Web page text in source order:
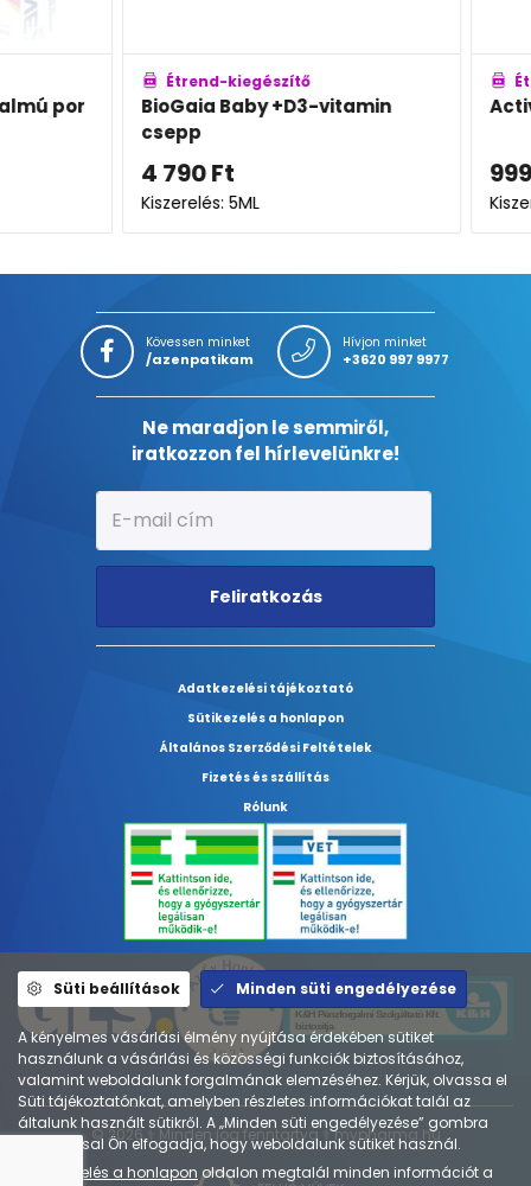
por
Étrend-kiegészítő
BioGaia Baby +D3-vitamin
csepp
4 790Ft
Kiszerelés: 5ML
999
Kövessen minket
/azenpatikam
Hívjon minket
+3620 997 9977
Ne maradjon le semmiről,
iratkozzon fel hírlevelünkre!
Feliratkozás
Adatkezelési tájékoztató
Sütikezelés a honlapon
Általános Szerződési Feltételek
Fizetés és szállítás
Rólunk
© 2026 ⚕︎ Minden jog fenntartva ⚕︎ mypharma.hu
Süti beállítások Minden süti engedélyezése
A kényelmes vásárlási élmény nyújtása érdekében sütiket
használunk a vásárlási és közösségi funkciók biztosításához,
valamint weboldalunk forgalmának elemzéséhez. Kérjük, olvassa el
Süti tájékoztatónkat, amelyben részletes információkat talál az
általunk használt sütikről. A „Minden süti engedélyezése” gombra
kattintással Ön elfogadja, hogy weboldalunk sütiket használ.
Sütikezelés a honlapon oldalon megtalál minden információt a